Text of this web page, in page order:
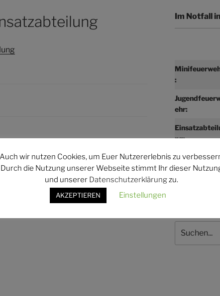
Nächster
Beitrag
WEITER
Übungsdienst Einsatzabteilung
Im Notfall
:
ehr:
ng:
Auch wir nutzen Cookies, um Euer Nutzererlebnis zu
Durch die Nutzung unserer Webseite stimmt Ihr dieser
und unserer Datenschutzerklärungzu.
AKZEPTIEREN Einstellungen